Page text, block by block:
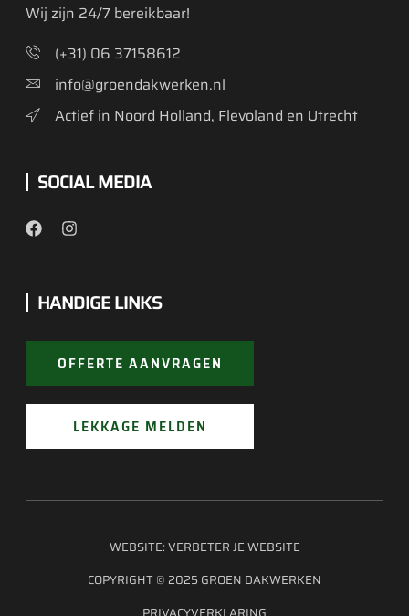
Wij zijn 24/7 bereikbaar!
(+31) 06 37158612
info@groendakwerken.nl
Actief in Noord Holland, Flevoland en Utrecht
SOCIAL MEDIA
HANDIGE LINKS
OFFERTE AANVRAGEN
LEKKAGE MELDEN
COPYRIGHT © 2025 GROEN DAKWERKEN
WEBSITE:VERBETER JE WEBSITE